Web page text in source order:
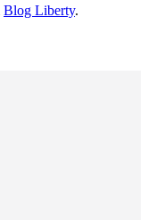
Blog Liberty.